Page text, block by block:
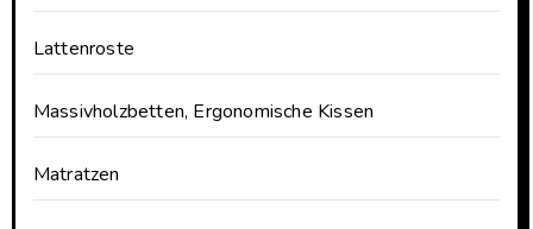
Lattenroste
Massivholzbetten, Ergonomische Kissen
Matratzen